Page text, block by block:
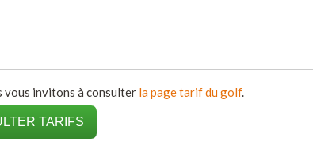
vous invitons à consulter la page tarif du golf.
TARIFS